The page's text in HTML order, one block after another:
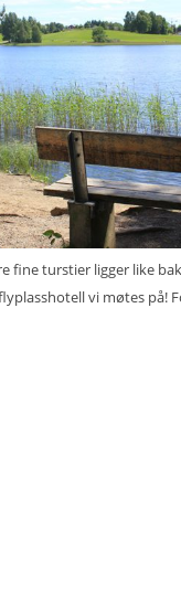
fine turstier ligger like
vi møtes på!